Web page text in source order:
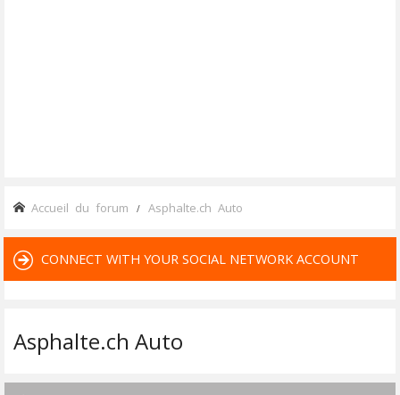
Accueil du forum Asphalte.ch Auto
CONNECT WITH YOUR SOCIAL NETWORK ACCOUNT
Asphalte.ch Auto